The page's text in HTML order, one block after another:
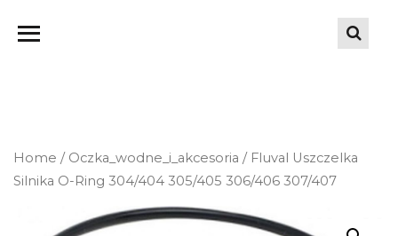
Home / Oczka_wodne_i_akcesoria / Fluval Uszczelka
Silnika O-Ring 304/404 305/405 306/406 307/407